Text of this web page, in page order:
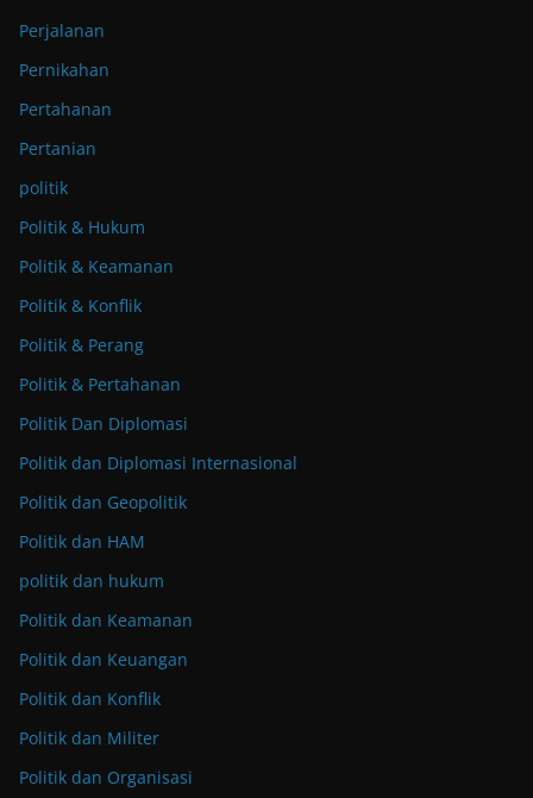
Perjalanan
Pernikahan
Pertahanan
Pertanian
politik
Politik & Hukum
Politik & Keamanan
Politik & Konflik
Politik & Perang
Politik & Pertahanan
Politik Dan Diplomasi
Politik dan Diplomasi Internasional
Politik dan Geopolitik
Politik dan HAM
politik dan hukum
Politik dan Keamanan
Politik dan Keuangan
Politik dan Konflik
Politik dan Militer
Politik dan Organisasi